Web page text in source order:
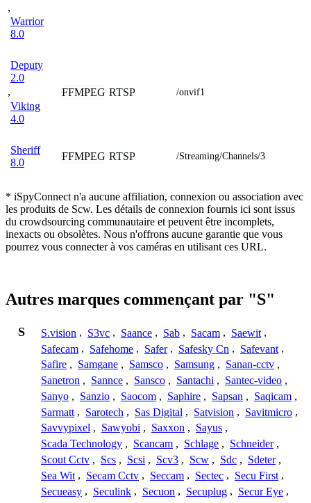
,
Warrior
8.0
Deputy
2.0
,
Viking
4.0
FFMPEG RTSP /onvif1
Sheriff
8.0
FFMPEG RTSP /Streaming/Channels/3
* iSpyConnect n'a aucune affiliation, connexion ou association avec
les produits de Scw. Les détails de connexion fournis ici sont issus
du crowdsourcing communautaire et peuvent être incomplets,
inexacts ou obsolètes. Nous n'offrons aucune garantie que vous
pourrez vous connecter à vos caméras en utilisant ces URL.
Autres marques commençant par "S"
S S.vision , S3vc , Saance , Sab , Sacam , Saewit ,
Safecam , Safehome , Safer , Safesky Cn , Safevant ,
Safire , Samgane , Samsco , Samsung , Sanan-cctv ,
Sanetron , Sannce , Sansco , Santachi , Santec-video ,
Sanyo , Sanzio , Saocom , Saphire , Sapsan , Saqicam ,
Sarmatt , Sarotech , Sas Digital , Satvision , Savitmicro ,
Savvypixel , Sawyobi , Saxxon , Sayus ,
Scada Technology , Scancam , Schlage , Schneider ,
Scout Cctv , Scs , Scsi , Scv3 , Scw , Sdc , Sdeter ,
Sea Wit , Secam Cctv , Seccam , Sectec , Secu First ,
Secueasy , Seculink , Secuon , Secuplug , Secur Eye ,